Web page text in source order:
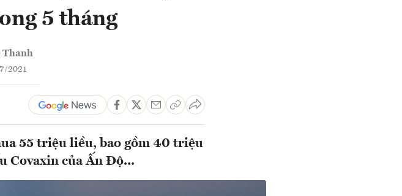
5 tháng
Thanh
2021
55 triệu liều, bao gồm 40 triệu
Covaxin của Ấn Độ...